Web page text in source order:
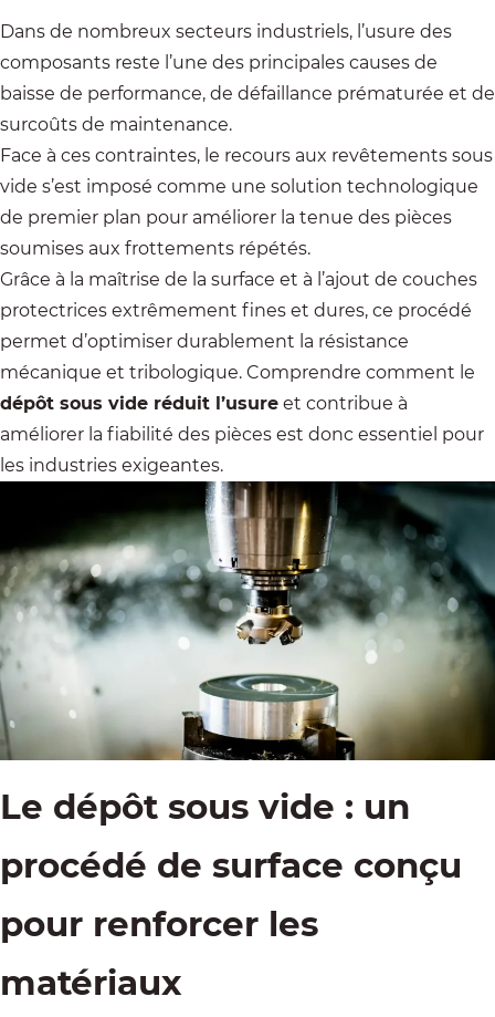
Dans de nombreux secteurs industriels, l’usure des
composants reste l’une des principales causes de
baisse de performance, de défaillance prématurée et de
surcoûts de maintenance.
Face à ces contraintes, le recours aux revêtements sous
vide s’est imposé comme une solution technologique
de premier plan pour améliorer la tenue des pièces
soumises aux frottements répétés.
Grâce à la maîtrise de la surface et à l’ajout de couches
protectrices extrêmement fines et dures, ce procédé
permet d’optimiser durablement la résistance
mécanique et tribologique. Comprendre comment le
dépôt sous vide réduit l’usure et contribue à
améliorer la fiabilité des pièces est donc essentiel pour
les industries exigeantes.
Le dépôt sous vide : un
procédé de surface conçu
pour renforcer les
matériaux